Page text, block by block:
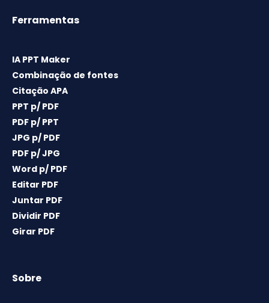
Ferramentas
IA PPT Maker
Combinação de fontes
Citação APA
PPT p/ PDF
PDF p/ PPT
JPG p/ PDF
PDF p/ JPG
Word p/ PDF
Editar PDF
Juntar PDF
Dividir PDF
Girar PDF
Sobre